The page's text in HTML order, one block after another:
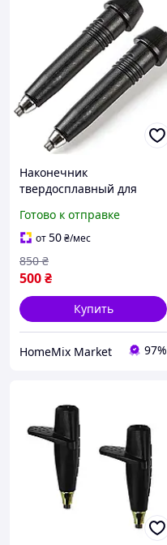
Наконечник
твердосплавный для
черный Vipole HM-9178
Готово к отправке
от50₴/мес
500₴
850 ₴
Купить
HomeMix Market 97%